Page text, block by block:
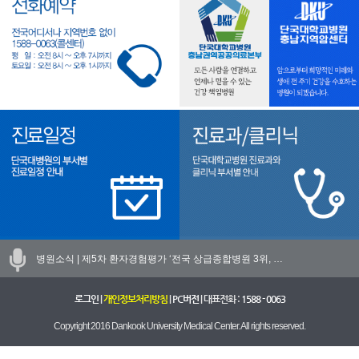
병원소식 | 제5차 환자경험평가 ‘전국 상급종합병원 3위, …
로그인| 개인정보처리방침| PC버전| 대표전화 : 1588 - 0063
Copyright 2016 Dankook University Medical Center. All rights reserved.